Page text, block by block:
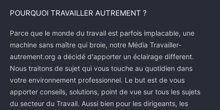
POURQUOI TRAVAILLER AUTREMENT ?
Parce que le monde du travail est parfois implacable, une
machine sans maître qui broie, notre Média Travailler-
autrement.org a décidé d'apporter un éclairage different.
Nous traitons de sujet qui vous touche au quotidien dans
votre environnement professionnel. Le but est de vous
apporter conseils, solutions, point de vue sur tous les sujets
du secteur du Travail. Aussi bien pour les dirigeants, les